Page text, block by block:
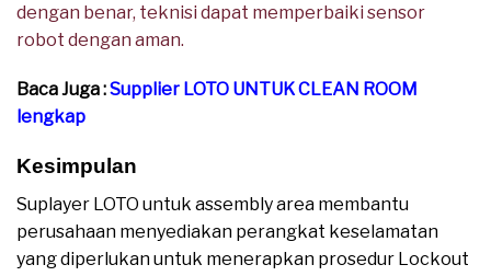
dengan benar, teknisi dapat memperbaiki sensor
robot dengan aman.
Baca Juga :Supplier LOTO UNTUK CLEAN ROOM
lengkap
Kesimpulan
Suplayer LOTO untuk assembly area membantu
perusahaan menyediakan perangkat keselamatan
yang diperlukan untuk menerapkan prosedur Lockout